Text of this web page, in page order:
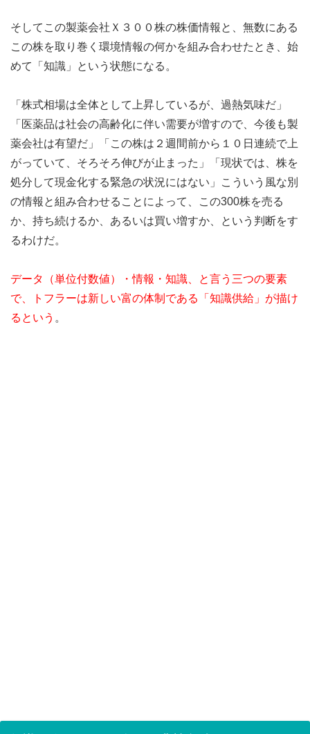
そしてこの製薬会社Ｘ３００株の株価情報と、無数にある
この株を取り巻く環境情報の何かを組み合わせたとき、始
めて「知識」という状態になる。
「株式相場は全体として上昇しているが、過熱気味だ」
「医薬品は社会の高齢化に伴い需要が増すので、今後も製
薬会社は有望だ」「この株は２週間前から１０日連続で上
がっていて、そろそろ伸びが止まった」「現状では、株を
処分して現金化する緊急の状況にはない」こういう風な別
の情報と組み合わせることによって、この300株を売る
か、持ち続けるか、あるいは買い増すか、という判断をす
るわけだ。
データ（単位付数値）・情報・知識、と言う三つの要素
で、
トフラーは新しい富の体制である「知識供給」が描け
るという 。